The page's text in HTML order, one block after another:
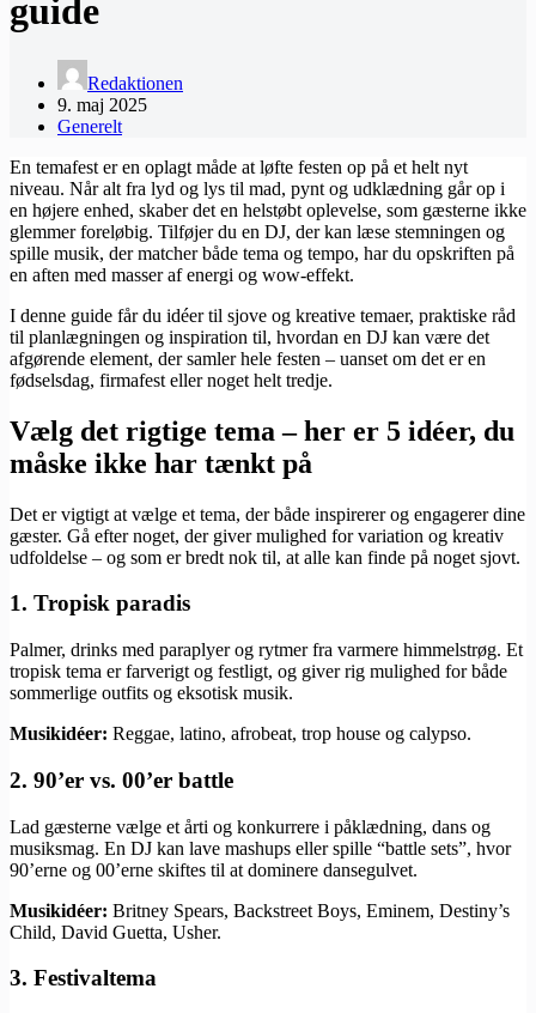
guide
Redaktionen
9. maj 2025
Generelt
En temafest er en oplagt måde at løfte festen op på et helt nyt
niveau. Når alt fra lyd og lys til mad, pynt og udklædning går op i
en højere enhed, skaber det en helstøbt oplevelse, som gæsterne ikke
glemmer foreløbig. Tilføjer du en DJ, der kan læse stemningen og
spille musik, der matcher både tema og tempo, har du opskriften på
en aften med masser af energi og wow-effekt.
I denne guide får du idéer til sjove og kreative temaer, praktiske råd
til planlægningen og inspiration til, hvordan en DJ kan være det
afgørende element, der samler hele festen – uanset om det er en
fødselsdag, firmafest eller noget helt tredje.
Vælg det rigtige tema – her er 5 idéer, du
måske ikke har tænkt på
Det er vigtigt at vælge et tema, der både inspirerer og engagerer dine
gæster. Gå efter noget, der giver mulighed for variation og kreativ
udfoldelse – og som er bredt nok til, at alle kan finde på noget sjovt.
1. Tropisk paradis
Palmer, drinks med paraplyer og rytmer fra varmere himmelstrøg. Et
tropisk tema er farverigt og festligt, og giver rig mulighed for både
sommerlige outfits og eksotisk musik.
Musikidéer: Reggae, latino, afrobeat, trop house og calypso.
2. 90’er vs. 00’er battle
Lad gæsterne vælge et årti og konkurrere i påklædning, dans og
musiksmag. En DJ kan lave mashups eller spille “battle sets”, hvor
90’erne og 00’erne skiftes til at dominere dansegulvet.
Musikidéer: Britney Spears, Backstreet Boys, Eminem, Destiny’s
Child, David Guetta, Usher.
3. Festivaltema